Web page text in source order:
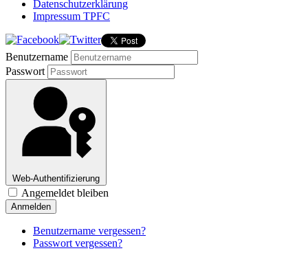
Datenschutzerklärung
Impressum TPFC
Benutzername
Passwort
Web-Authentifizierung
Angemeldet bleiben
Anmelden
Benutzername vergessen?
Passwort vergessen?